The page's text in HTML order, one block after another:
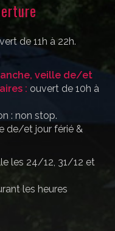
de 11h à 22h.
veille de/et
: ouvert de 10h à
: non stop.
de/et jour férié &
les 24/12, 31/12 et
les heures